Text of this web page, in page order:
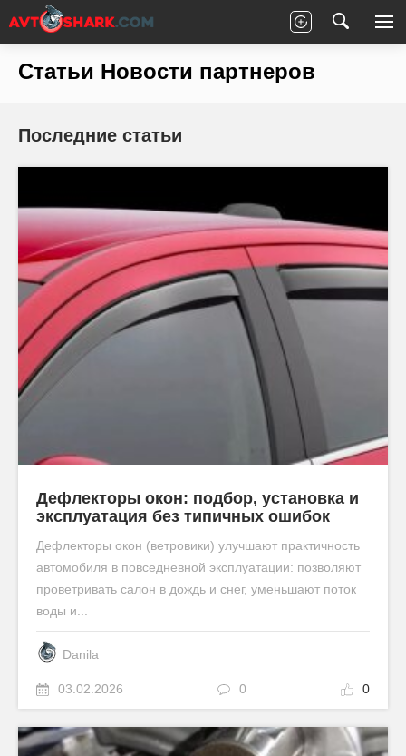
Главная Статьи Новости партнеров
Статьи Новости партнеров
Последние статьи
Дефлекторы окон: подбор, установка и
эксплуатация без типичных ошибок
Дефлекторы окон (ветровики) улучшают практичность
автомобиля в повседневной эксплуатации: позволяют
проветривать салон в дождь и снег, уменьшают поток
воды и...
Danila
03.02.2026 0 0